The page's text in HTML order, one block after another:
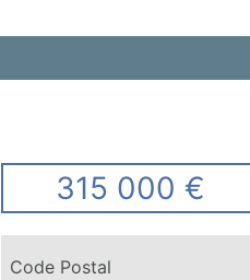
315 000 €
Code Postal